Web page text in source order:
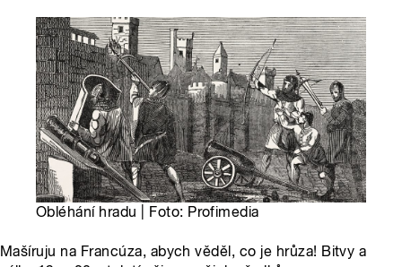
Obléhání hradu | Foto: Profimedia
Mašíruju na Francúza, abych věděl, co je hrůza! Bitvy a